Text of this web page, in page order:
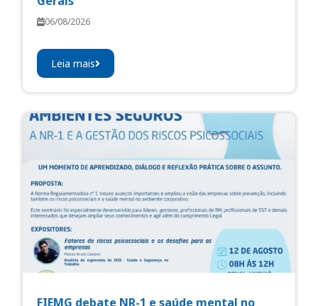
06/08/2026
Leia mais
FIEMG debate NR-1 e saúde mental no